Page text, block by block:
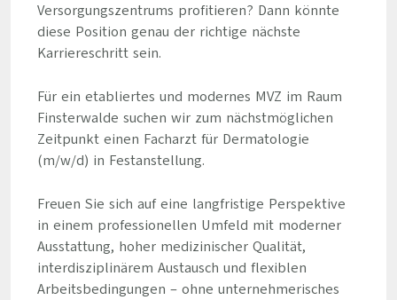
Versorgungszentrums profitieren? Dann könnte
diese Position genau der richtige nächste
Karriereschritt sein.
Für ein etabliertes und modernes MVZ im Raum
Finsterwalde suchen wir zum nächstmöglichen
Zeitpunkt einen Facharzt für Dermatologie
(m/w/d) in Festanstellung.
Freuen Sie sich auf eine langfristige Perspektive
in einem professionellen Umfeld mit moderner
Ausstattung, hoher medizinischer Qualität,
interdisziplinärem Austausch und flexiblen
Arbeitsbedingungen – ohne unternehmerisches